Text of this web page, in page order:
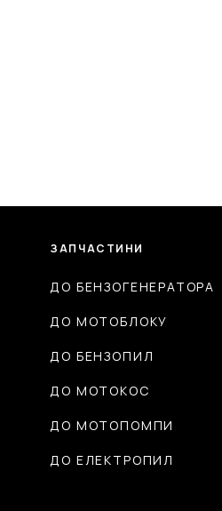
ЗАПЧАСТИНИ
ДО БЕНЗОГЕНЕРАТОРА
ДО МОТОБЛОКУ
ДО БЕНЗОПИЛ
ДО МОТОКОС
ДО МОТОПОМПИ
ДО ЕЛЕКТРОПИЛ